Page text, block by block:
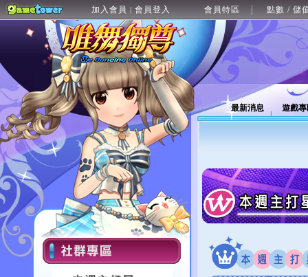
加入會員 | 會員登入 會員特區 點數 / 儲
最新消息 遊戲